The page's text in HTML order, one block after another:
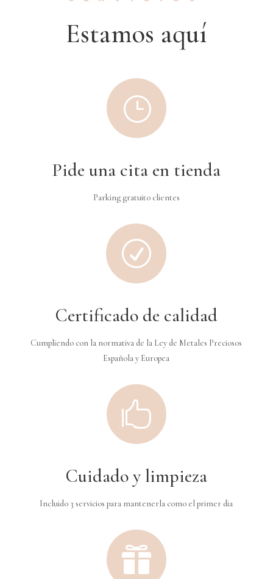
Estamos aquí
}
Pide una cita en tienda
Parking gratuito clientes
R
Certificado de calidad
Cumpliendo con la normativa de la Ley de Metales Preciosos
Española y Europea

Cuidado y limpieza
Incluido 3 servicios para mantenerla como el primer dia
